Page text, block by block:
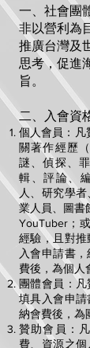
一、社會團
非以營利為
推廣台灣及
思考，促進
旨。
二、入會資
個人會員：凡
關著作經歷
謎、偵探、
輯、評論、
人、研究學
業人員、圖書
YouTuber；
經驗，且對
入會申請書
費後，為個人
團體會員：凡
填具入會申
納會費後，為
贊助會員：
費、資源之個